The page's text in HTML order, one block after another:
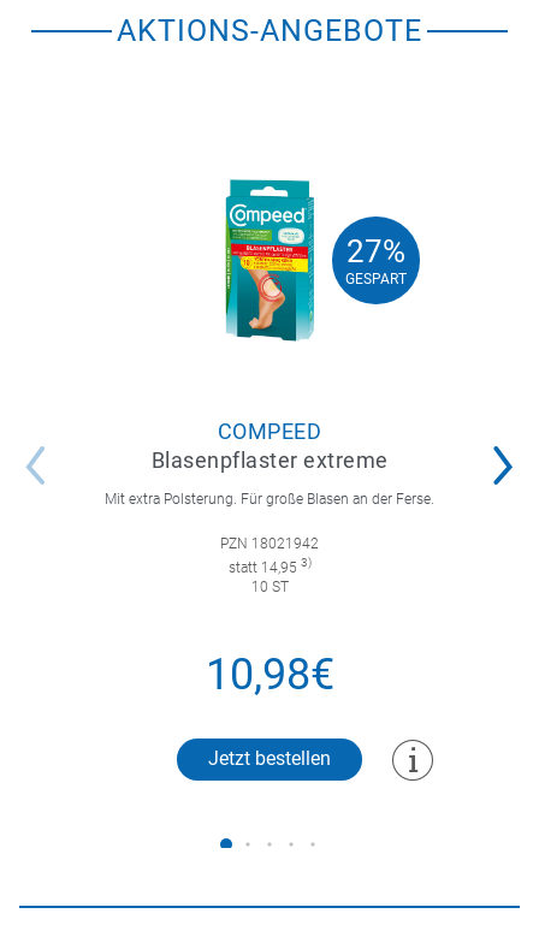
AKTIONS-ANGEBOTE
27%
GESPART
27%
GESPART
COMPEED
Blasenpflaster extreme
Mit extra Polsterung. Für große Blasen an der Ferse.
PZN 18021942
statt 14,95 3)
10 ST
10,98€
Jetzt bestellen